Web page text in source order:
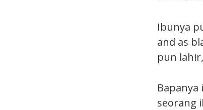
Ibunya
and as
pun
seorang